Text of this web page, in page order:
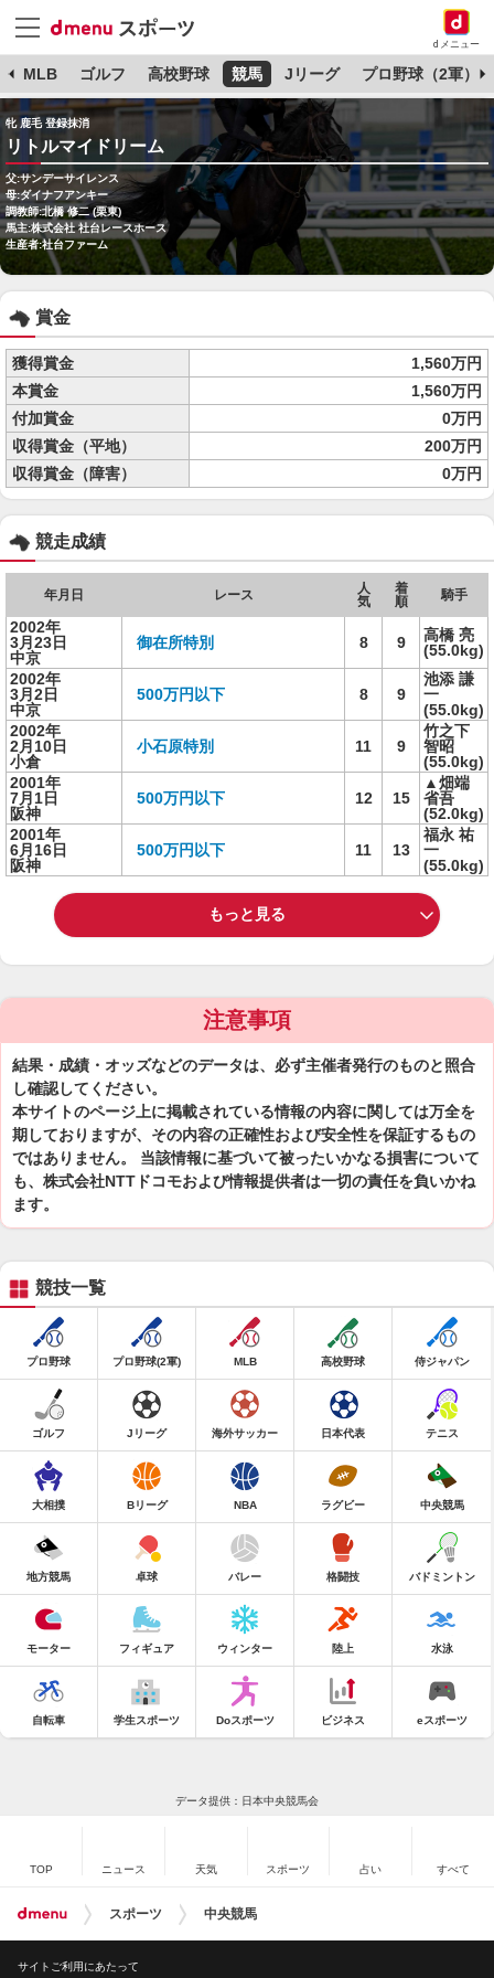
dメニュー
MLB ゴルフ 高校野球 競馬 Jリーグ プロ野球（2軍）
牝 鹿毛 登録抹消
リトルマイドリーム
父:サンデーサイレンス
母:ダイナフアンキー
調教師:北橋 修二 (栗東)
馬主:株式会社 社台レースホース
生産者:社台ファーム
賞金
獲得賞金
1,560万円
本賞金
1,560万円
付加賞金
0万円
収得賞金（平地）
200万円
収得賞金（障害）
0万円
競走成績
年月日 レース
人
気
着
順
騎手
2002年
3月23日
中京
御在所特別 8 9
高橋 亮
(55.0kg)
2002年
3月2日
中京
500万円以下 8 9
池添 謙
一
(55.0kg)
2002年
2月10日
小倉
小石原特別 11 9
竹之下
智昭
(55.0kg)
2001年
7月1日
阪神
500万円以下 12 15
▲畑端
省吾
(52.0kg)
2001年
6月16日
阪神
500万円以下 11 13
福永 祐
一
(55.0kg)
もっと見る
注意事項
結果・成績・オッズなどのデータは、必ず主催者発行のものと照合
し確認してください。
本サイトのページ上に掲載されている情報の内容に関しては万全を
期しておりますが、その内容の正確性および安全性を保証するもの
ではありません。 当該情報に基づいて被ったいかなる損害について
も、株式会社NTTドコモおよび情報提供者は一切の責任を負いかね
ます。
競技一覧
プロ野球 プロ野球(2軍) MLB 高校野球 侍ジャパン
ゴルフ Jリーグ 海外サッカー 日本代表 テニス
大相撲 Bリーグ NBA ラグビー 中央競馬
地方競馬 卓球 バレー 格闘技 バドミントン
モーター フィギュア ウィンター 陸上 水泳
自転車 学生スポーツ Doスポーツ ビジネス eスポーツ
データ提供：日本中央競馬会
TOP ニュース 天気 スポーツ 占い すべて
スポーツ 中央競馬
サイトご利用にあたって